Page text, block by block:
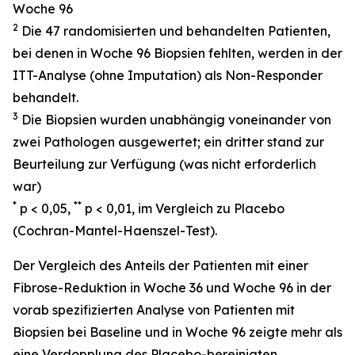
Woche 96
2 Die 47 randomisierten und behandelten Patienten,
bei denen in Woche 96 Biopsien fehlten, werden in der
ITT-Analyse (ohne Imputation) als Non-Responder
behandelt.
3 Die Biopsien wurden unabhängig voneinander von
zwei Pathologen ausgewertet; ein dritter stand zur
Beurteilung zur Verfügung (was nicht erforderlich
war)
* p < 0,05, ** p < 0,01, im Vergleich zu Placebo
(Cochran-Mantel-Haenszel-Test).
Der Vergleich des Anteils der Patienten mit einer
Fibrose-Reduktion in Woche 36 und Woche 96 in der
vorab spezifizierten Analyse von Patienten mit
Biopsien bei Baseline und in Woche 96 zeigte mehr als